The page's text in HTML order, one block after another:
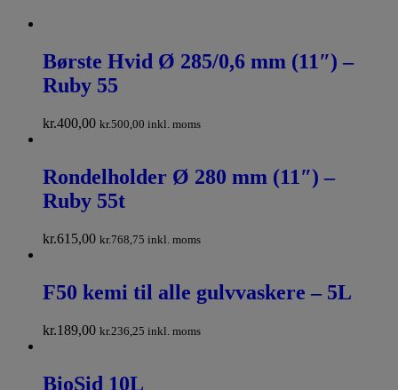
Børste Hvid Ø 285/0,6 mm (11″) –
Ruby 55
kr.400,00 kr.500,00 inkl. moms
Rondelholder Ø 280 mm (11″) –
Ruby 55t
kr.615,00 kr.768,75 inkl. moms
F50 kemi til alle gulvvaskere – 5L
kr.189,00 kr.236,25 inkl. moms
BioSid 10L